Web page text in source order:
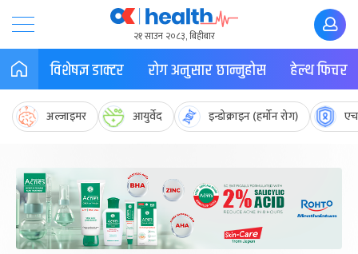
२१ साउन २०८३, बिहीबार
विशेषज्ञ डाक्टर रोग अनुसार छान्नुहोस हेल्थ फिचर
अल्जाइमर आयुर्वेद इन्डोक्राइन (हर्मोन रोग)